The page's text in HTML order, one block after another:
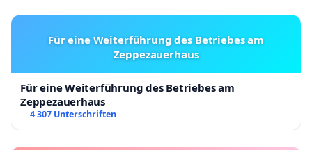
Für eine Weiterführung des Betriebes am
Zeppezauerhaus
Für eine Weiterführung des Betriebes am
Zeppezauerhaus
4 307 Unterschriften